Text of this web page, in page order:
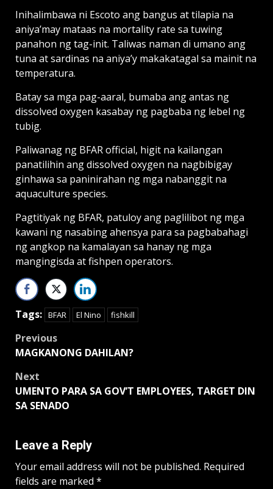
Inihalimbawa ni Escoto ang bangus at tilapia na
aniya’may mataas na mortality rate sa tuwing
panahon ng tag-init. Taliwas naman di umano ang
tuna at sardinas na aniya’y makakatagal sa mainit na
temperatura.
Batay sa mga pag-aaral, bumaba ang antas ng
dissolved oxygen kasabay ng pagbaba ng lebel ng
tubig.
Paliwanag ng BFAR official, higit na kailangan
panatilihin ang dissolved oxygen na nagbibigay
ginhawa sa paninirahan ng mga nabanggit na
aquaculture species.
Pagtitiyak ng BFAR, patuloy ang paglilibot ng mga
kawani ng nasabing ahensya para sa pagbabahagi
ng angkop na kamalayan sa hanay ng mga
mangingisda at fishpen operators.
Tags: BFAR El Nino fishkill
Post
Previous
MAGKANONG DAHILAN?
Next
UMENTO PARA SA GOV’T EMPLOYEES, TARGET DIN
SA SENADO
Leave a Reply
Your email address will not be published. Required
fields are marked *